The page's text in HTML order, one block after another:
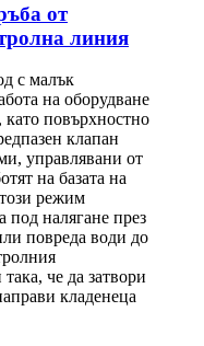
от
линия
с малък
на оборудване
като повърхностно
клапан
управлявани от
на базата на
режим
под налягане през
повреда води до
че да затвори
кладенеца